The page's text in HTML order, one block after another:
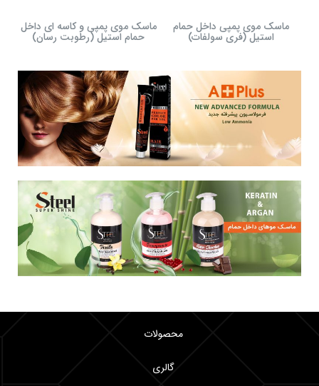
ماسک موی پمپی داخل حمام
استیل (فری سولفات)
ماسک موی پمپی و کاسه ای داخل
حمام استیل (رطوبت رسان)
محصولات
گالری